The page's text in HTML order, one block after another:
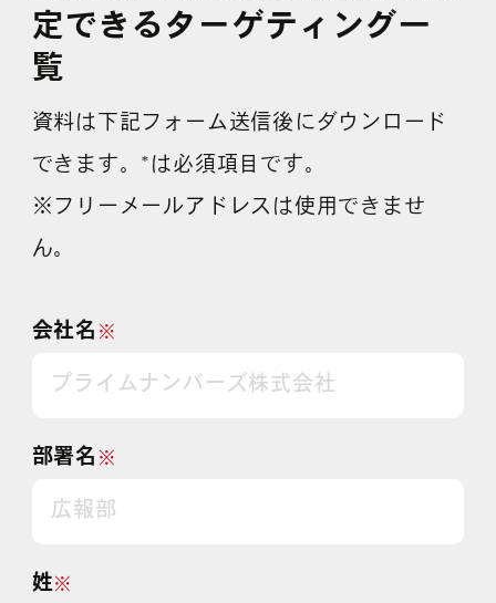
定できるターゲティング一
覧
資料は下記フォーム送信後にダウンロード
できます。*は必須項目です。
※フリーメールアドレスは使用できませ
ん。
※
会社名
※
部署名
※
姓